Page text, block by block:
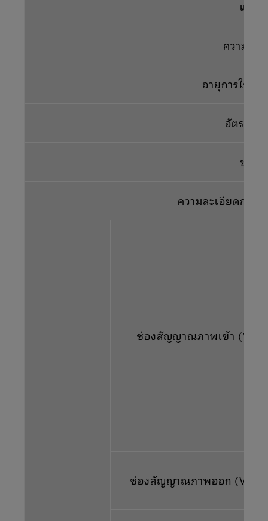
แหล่
ความสว่
อายุการใช้ง
อัตราส่
ขนา
ความละเอียดการ
ช่องสัญญาณภาพเข้า
ช่องสัญญาณภาพออก